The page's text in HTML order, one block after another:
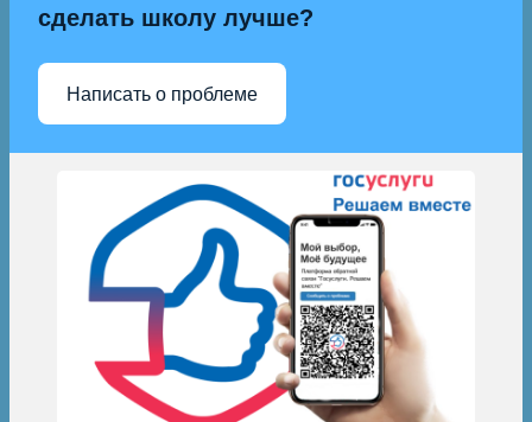
сделать школу лучше?
Написать о проблеме